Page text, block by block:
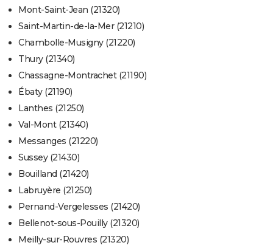
Mont-Saint-Jean (21320)
Saint-Martin-de-la-Mer (21210)
Chambolle-Musigny (21220)
Thury (21340)
Chassagne-Montrachet (21190)
Ébaty (21190)
Lanthes (21250)
Val-Mont (21340)
Messanges (21220)
Sussey (21430)
Bouilland (21420)
Labruyère (21250)
Pernand-Vergelesses (21420)
Bellenot-sous-Pouilly (21320)
Meilly-sur-Rouvres (21320)